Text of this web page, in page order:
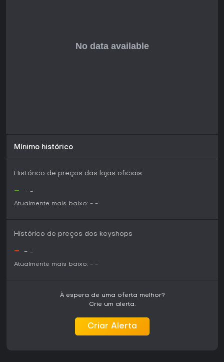
Mínimo histórico
Histórico de preços das lojas oficiais
- - -
Atualmente mais baixo: - -
Histórico de preços dos keyshops
- - -
Atualmente mais baixo: - -
À espera de uma oferta melhor?
Crie um alerta.
Criar Alerta